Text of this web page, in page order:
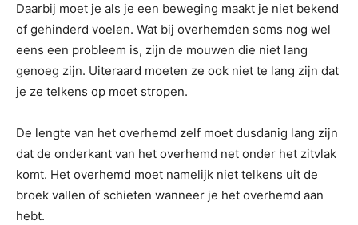
Daarbij moet je als je een beweging maakt je niet bekend
of gehinderd voelen. Wat bij overhemden soms nog wel
eens een probleem is, zijn de mouwen die niet lang
genoeg zijn. Uiteraard moeten ze ook niet te lang zijn dat
je ze telkens op moet stropen.
De lengte van het overhemd zelf moet dusdanig lang zijn
dat de onderkant van het overhemd net onder het zitvlak
komt. Het overhemd moet namelijk niet telkens uit de
broek vallen of schieten wanneer je het overhemd aan
hebt.